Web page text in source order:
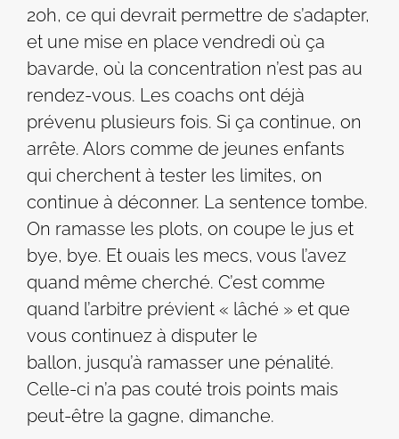
20h, ce qui devrait permettre de s’adapter,
et une mise en place vendredi où ça
bavarde, où la concentration n’est pas au
rendez-vous. Les coachs ont déjà
prévenu plusieurs fois. Si ça continue, on
arrête. Alors comme de jeunes enfants
qui cherchent à tester les limites, on
continue à déconner. La sentence tombe.
On ramasse les plots, on coupe le jus et
bye, bye. Et ouais les mecs, vous l’avez
quand même cherché. C’est comme
quand l’arbitre prévient « lâché » et que
vous continuez à disputer le
ballon, jusqu’à ramasser une pénalité.
Celle-ci n’a pas couté trois points mais
peut-être la gagne, dimanche.